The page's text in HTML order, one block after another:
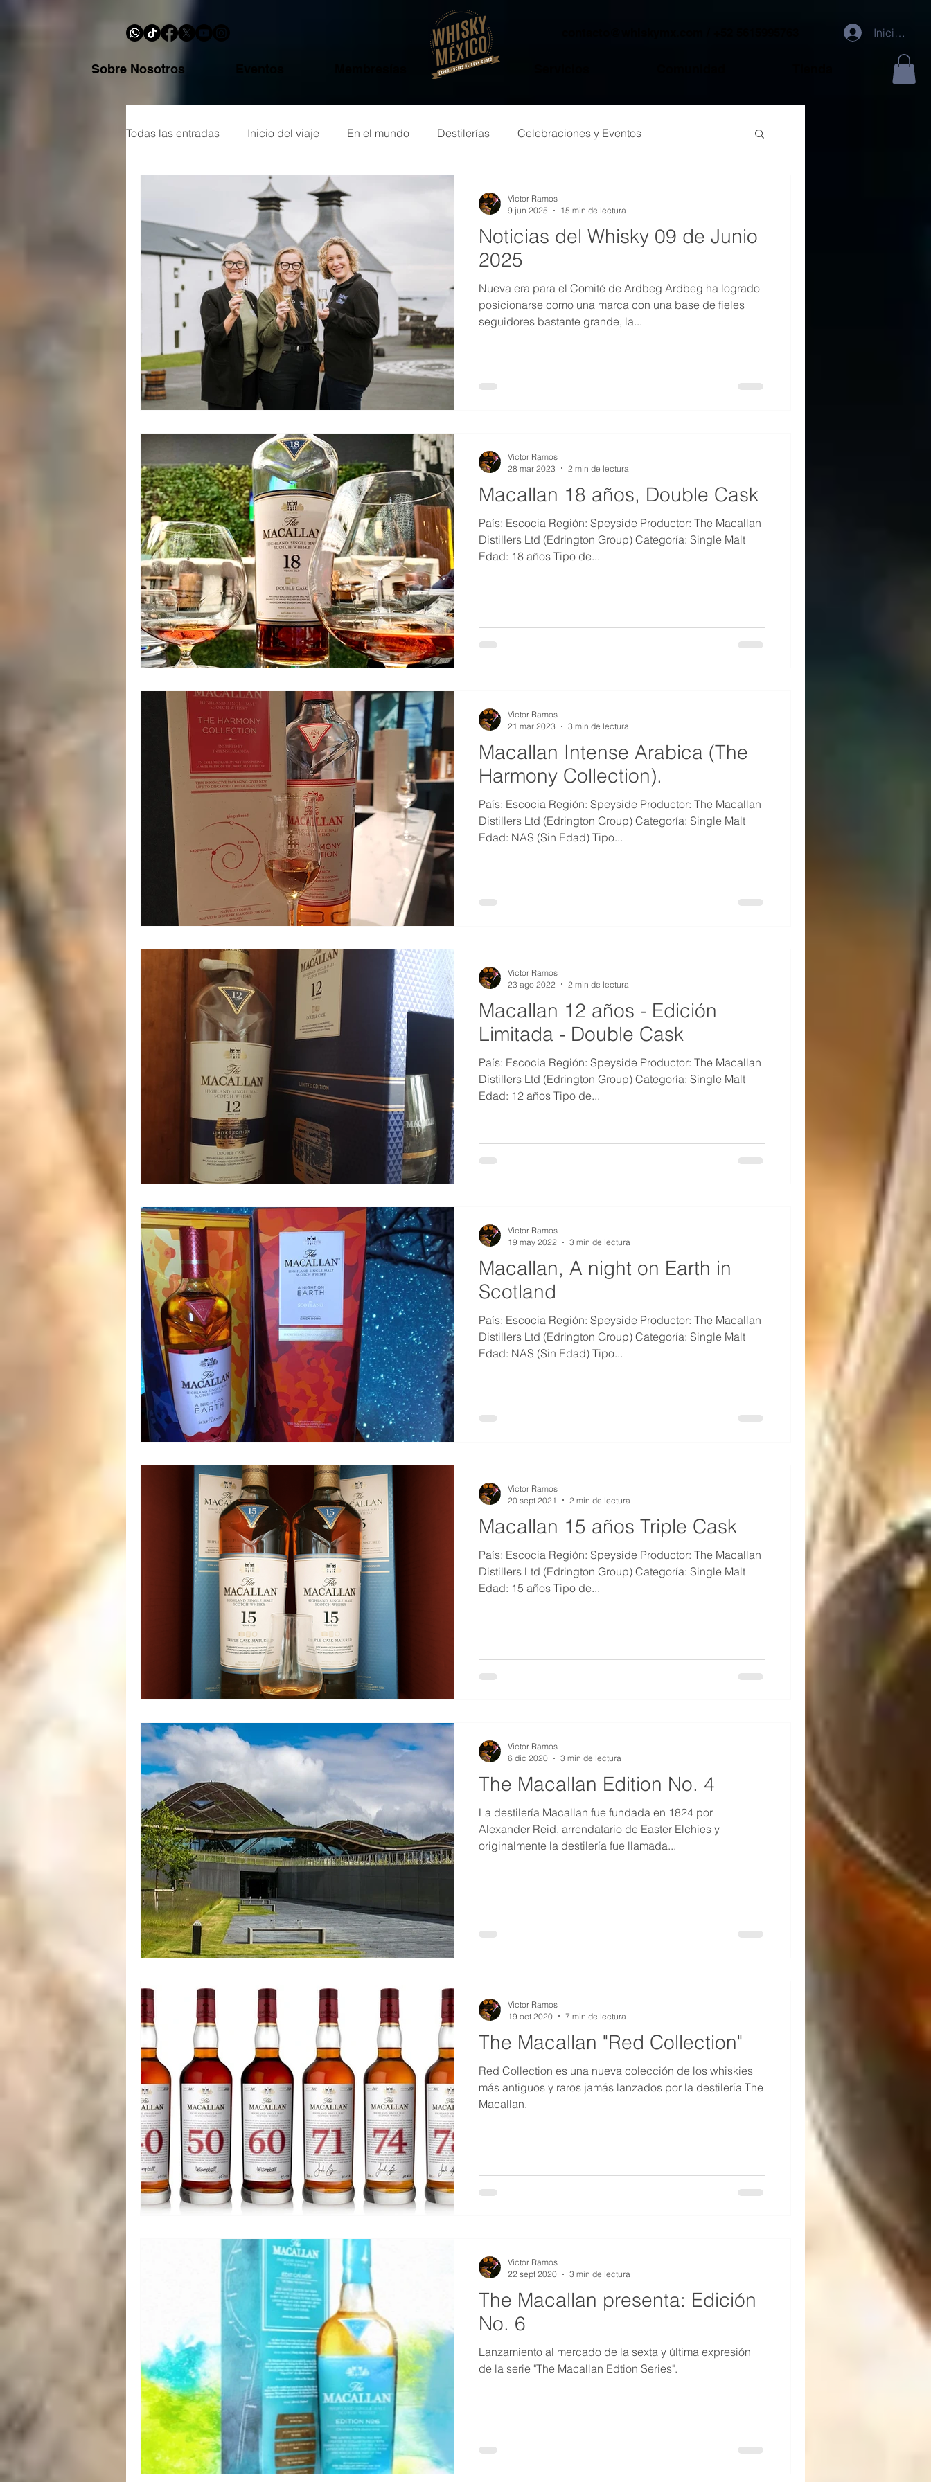
Sobre Nosotros
Iniciar
Todas las entradas Inicio del viaje En el mundo Destilerías Celebraciones y Eventos
Glosario de whisky
Noticias del Whisky 09 de Junio
2025
Nueva era para el Comité de Ardbeg Ardbeg ha logrado
posicionarse como una marca con una base de fieles
seguidores bastante grande, la...
Victor Ramos
9 jun 2025
15 min de lectura
Macallan 18 años, Double Cask
País: Escocia Región: Speyside Productor: The Macallan
Distillers Ltd (Edrington Group) Categoría: Single Malt
Edad: 18 años Tipo de...
Victor Ramos
28 mar 2023
2 min de lectura
Macallan Intense Arabica (The
Harmony Collection).
País: Escocia Región: Speyside Productor: The Macallan
Distillers Ltd (Edrington Group) Categoría: Single Malt
Edad: NAS (Sin Edad) Tipo...
Victor Ramos
21 mar 2023
3 min de lectura
Macallan 12 años - Edición
Limitada - Double Cask
País: Escocia Región: Speyside Productor: The Macallan
Distillers Ltd (Edrington Group) Categoría: Single Malt
Edad: 12 años Tipo de...
Victor Ramos
23 ago 2022
2 min de lectura
Macallan, A night on Earth in
Scotland
País: Escocia Región: Speyside Productor: The Macallan
Distillers Ltd (Edrington Group) Categoría: Single Malt
Edad: NAS (Sin Edad) Tipo...
Victor Ramos
19 may 2022
3 min de lectura
Macallan 15 años Triple Cask
País: Escocia Región: Speyside Productor: The Macallan
Distillers Ltd (Edrington Group) Categoría: Single Malt
Edad: 15 años Tipo de...
Victor Ramos
20 sept 2021
2 min de lectura
The Macallan Edition No. 4
La destilería Macallan fue fundada en 1824 por
Alexander Reid, arrendatario de Easter Elchies y
originalmente la destilería fue llamada...
Victor Ramos
6 dic 2020
3 min de lectura
The Macallan "Red Collection"
Red Collection es una nueva colección de los whiskies
más antiguos y raros jamás lanzados por la destilería The
Macallan.
Victor Ramos
19 oct 2020
7 min de lectura
The Macallan presenta: Edición
No. 6
Lanzamiento al mercado de la sexta y última expresión
de la serie "The Macallan Edtion Series".
Victor Ramos
22 sept 2020
3 min de lectura